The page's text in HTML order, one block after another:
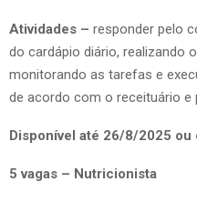
Atividades – responder pelo
do cardápio diário, realizando
monitorando as tarefas e
de acordo com o receituário e
Disponível até 26/8/2025 ou
5 vagas – Nutricionista